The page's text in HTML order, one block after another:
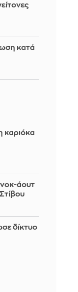
κατά
καριόκα
άουτ
δίκτυο